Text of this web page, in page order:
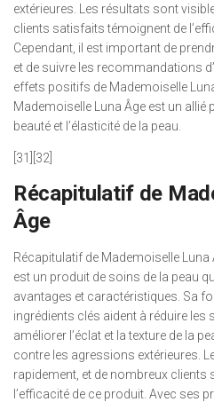
extérieures. Les résultats sont
clients satisfaits témoignent de
Cependant, il est important de
et de suivre les recommandations
effets positifs de Mademoiselle
Mademoiselle Luna Âge est un allié
beauté et l’élasticité de la peau.
[31][32]
Récapitulatif de
Âge
Récapitulatif de Mademoiselle
est un produit de soins de la peau
avantages et caractéristiques. Sa
ingrédients clés aident à réduire les
améliorer l’éclat et la texture de la
contre les agressions extérieures.
rapidement, et de nombreux
l’efficacité de ce produit. Avec ses